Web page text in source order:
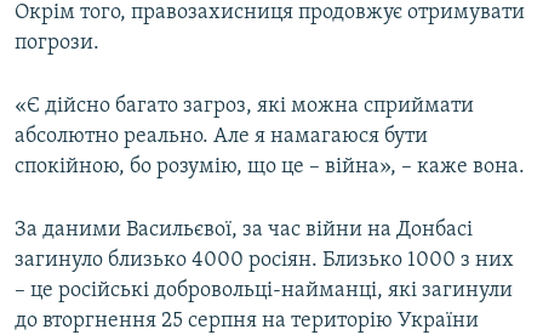
Окрім того, правозахисниця продовжує отримувати
погрози.
«Є дійсно багато загроз, які можна сприймати
абсолютно реально. Але я намагаюся бути
спокійною, бо розумію, що це – війна», – каже вона.
За даними Васильєвої, за час війни на Донбасі
загинуло близько 4000 росіян. Близько 1000 з них
– це російські добровольці-найманці, які загинули
до вторгнення 25 серпня на територію України